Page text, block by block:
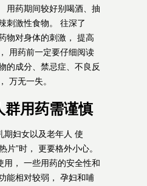
用药期间较好别喝酒、抽
刺激性食物。 往深了
物对身体的刺激， 提高
用药前一定要仔细阅读
的成分、禁忌症、不良反
万无一失。
群用药需谨慎
期妇女以及老年人 使
片”时， 更要格外小心。
用， 一些用药的安全性和
能相对较弱， 孕妇和哺